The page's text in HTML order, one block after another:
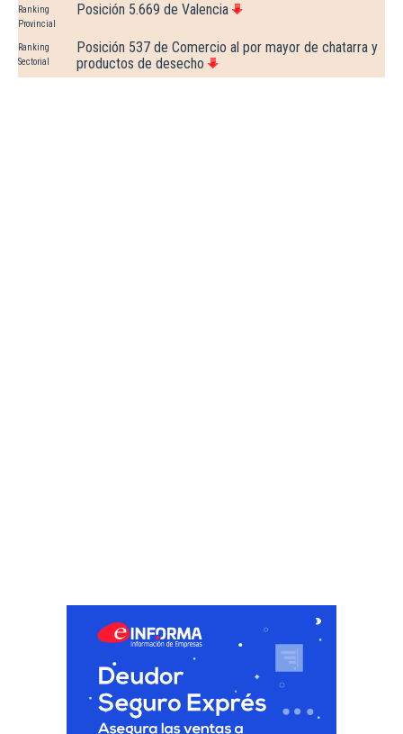
Ranking
Provincial
Posición 5.669 de Valencia
Ranking
Sectorial
Posición 537 de Comercio al por mayor de chatarra y
productos de desecho